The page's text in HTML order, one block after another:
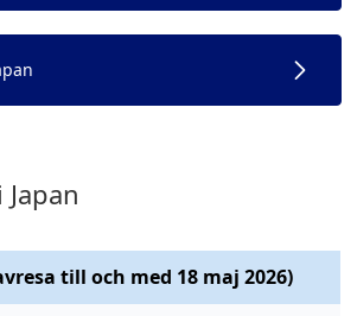
till och med 18 maj 2026)